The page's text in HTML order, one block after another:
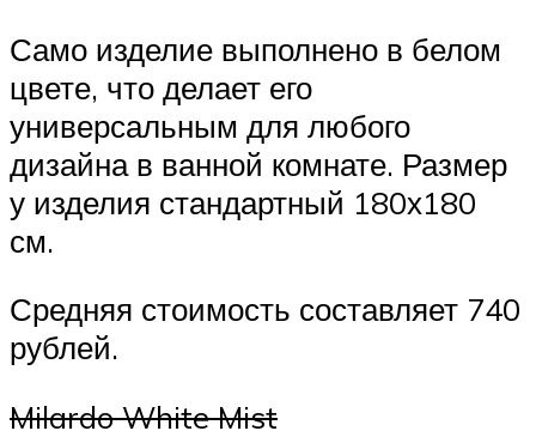
Само изделие выполнено в белом
цвете, что делает его
универсальным для любого
дизайна в ванной комнате. Размер
у изделия стандартный 180х180
см.
Средняя стоимость составляет 740
рублей.
Milardo White Mist